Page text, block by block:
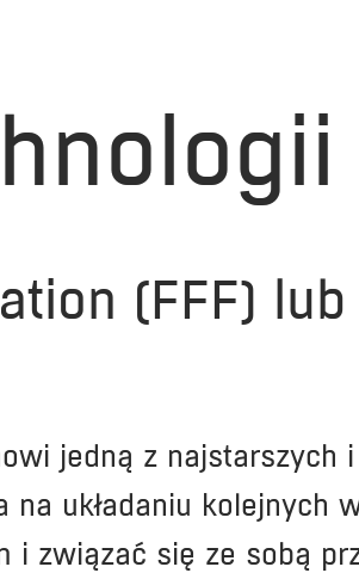
(FFF)
jedną z najstarszych
układaniu kolejnych
związać się ze sobą